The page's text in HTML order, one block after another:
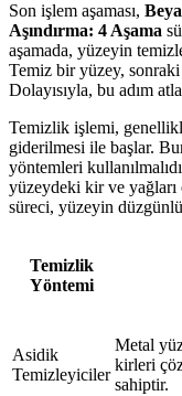
Son işlem aşaması,
Aşındırma: 4 Aşama
aşamada, yüzeyin
Temiz bir yüzey, sonraki
Dolayısıyla, bu adım
Temizlik işlemi,
giderilmesi ile başlar.
yöntemleri
yüzeydeki kir ve
süreci, yüzeyin
Temizlik
Yöntemi
Asidik
Temizleyiciler
Metal
kirleri
sahiptir.